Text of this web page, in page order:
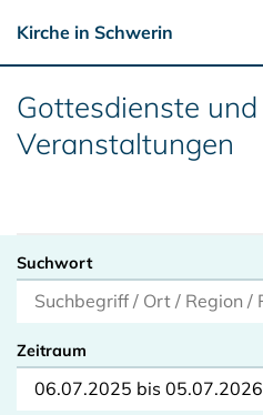
Kirche in Schwerin
Gottesdienste und
Veranstaltungen
Suchwort
Zeitraum
06.07.2025 bis 05.07.2026